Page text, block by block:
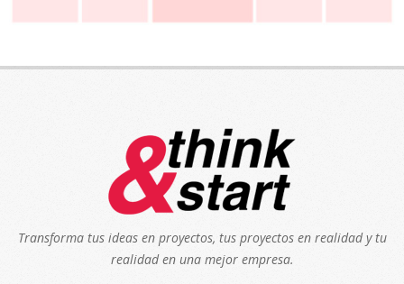
Transforma tus ideas en proyectos, tus proyectos en realidad y tu
realidad en una mejor empresa.